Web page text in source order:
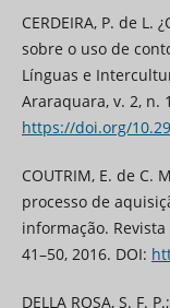
CERDEIRA, P. de L.
sobre o uso de
Línguas e
Araraquara, v. 2, n.
https://doi.org/
COUTRIM, E. de C.
processo de
informação.
41–50, 2016. DOI:
DELLA ROSA, S. F.